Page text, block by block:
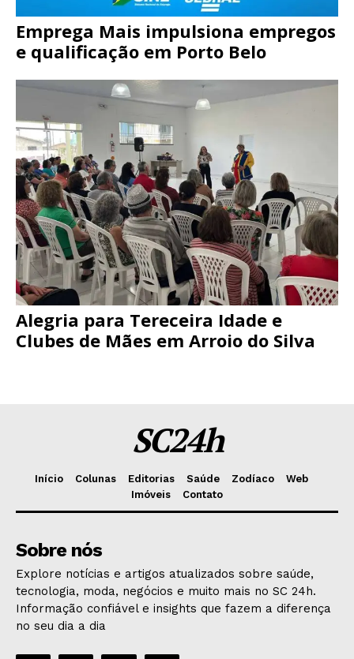
Emprega Mais impulsiona empregos
e qualificação em Porto Belo
Alegria para Tereceira Idade e
Clubes de Mães em Arroio do Silva
SC24h
Início Colunas Editorias Saúde Zodíaco
Web
Imóveis
Contato
Sobre nós
Explore notícias e artigos atualizados sobre saúde,
tecnologia, moda, negócios e muito mais no SC 24h.
Informação confiável e insights que fazem a diferença
no seu dia a dia